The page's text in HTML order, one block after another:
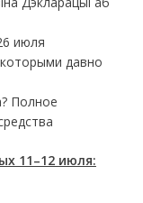
июля
давно
Полное
11–12 июля: